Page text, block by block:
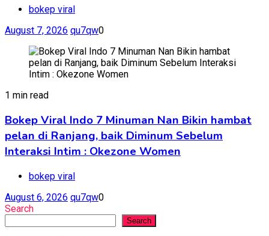
bokep viral
August 7, 2026 qu7qw0
1 min read
Bokep Viral Indo 7 Minuman Nan Bikin hambat
pelan di Ranjang, baik Diminum Sebelum
Interaksi Intim : Okezone Women
bokep viral
August 6, 2026 qu7qw0
Search
Search